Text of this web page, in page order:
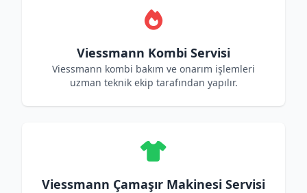
Viessmann Kombi Servisi
Viessmann kombi bakım ve onarım işlemleri
uzman teknik ekip tarafından yapılır.
Viessmann Çamaşır Makinesi Servisi